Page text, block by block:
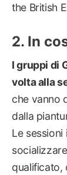
the British
In
I gruppi di
volta alla
che vanno
dalla
Le
qualificato,